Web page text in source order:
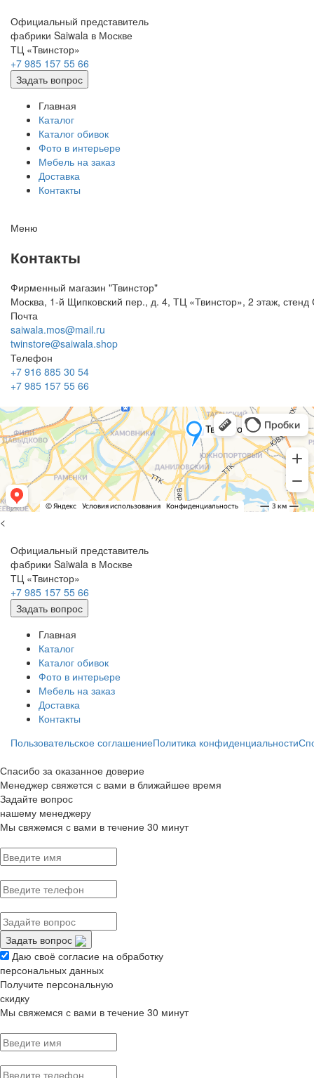
Официальный представитель
фабрики Saiwala в Москве
ТЦ «Твинстор»
+7 985 157 55 66
Задать вопрос
Главная
Каталог
Каталог обивок
Фото в интерьере
Мебель на заказ
Доставка
Контакты
Меню
Контакты
Фирменный магазин "Твинстор"
Москва, 1-й Щипковский пер., д. 4, ТЦ «Твинстор», 2 этаж,
Почта
saiwala.mos@mail.ru
twinstore@saiwala.shop
Телефон
+7 916 885 30 54
+7 985 157 55 66
<
Официальный представитель
фабрики Saiwala в Москве
ТЦ «Твинстор»
+7 985 157 55 66
Задать вопрос
Главная
Каталог
Каталог обивок
Фото в интерьере
Мебель на заказ
Доставка
Контакты
Пользовательское соглашениеПолитика конфиденциальности
Спасибо за оказанное доверие
Менеджер свяжется с вами в ближайшее время
Задайте вопрос
нашему менеджеру
Мы свяжемся с вами в течение 30 минут
Задать вопрос
Даю своё согласие на обработку
персональных данных
Получите персональную
скидку
Мы свяжемся с вами в течение 30 минут